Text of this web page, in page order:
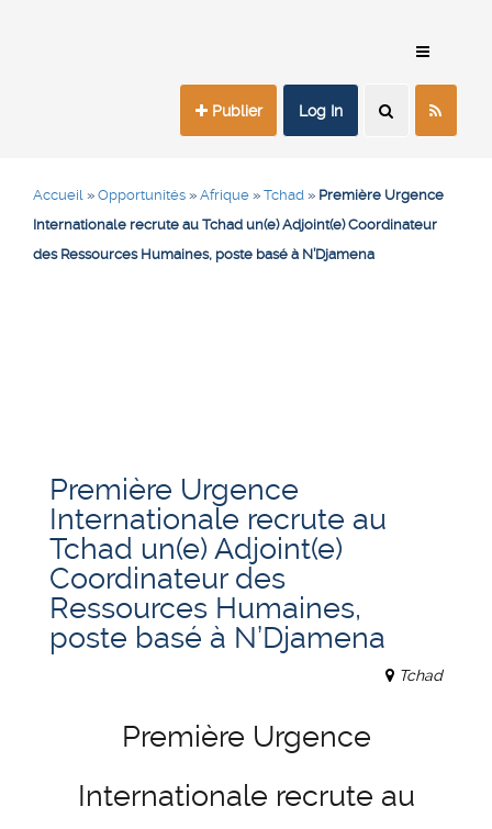
Publier Log In
Accueil » Opportunités » Afrique » Tchad » Première Urgence
Internationale recrute au Tchad un(e) Adjoint(e) Coordinateur
des Ressources Humaines, poste basé à N’Djamena
Première Urgence
Internationale recrute au
Tchad un(e) Adjoint(e)
Coordinateur des
Ressources Humaines,
poste basé à N’Djamena
Tchad
Première Urgence
Internationale recrute au